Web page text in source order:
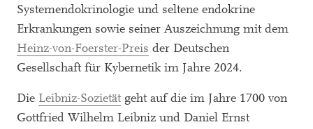
Systemendokrinologie und seltene endokrine
Erkrankungen sowie seiner Auszeichnung mit dem
Heinz-von-Foerster-Preis der Deutschen
Gesellschaft für Kybernetik im Jahre 2024.
Die Leibniz-Sozietätgeht auf die im Jahre 1700 von
Gottfried Wilhelm Leibniz und Daniel Ernst